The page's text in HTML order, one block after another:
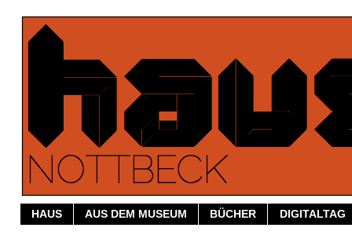
HAUS AUS DEM MUSEUM BÜCHER DIGITALTAG